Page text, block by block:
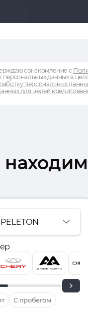
ознакомление с
данных в
персональных
для целей
С пробегом